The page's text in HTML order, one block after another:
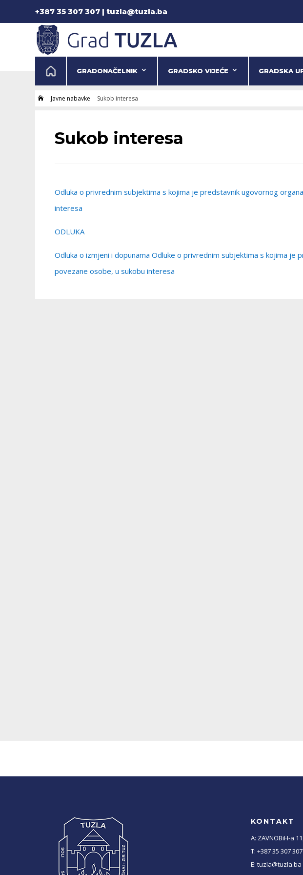
+387 35 307 307 | tuzla@tuzla.ba
GRADONAČELNIK GRADSKO VIJEĆE GRADSKA
 Javne nabavke Sukob interesa
Sukob interesa
Odluka o privrednim subjektima s kojima je predstavnik ugovornog
interesa
ODLUKA
Odluka o izmjeni i dopunama Odluke o privrednim subjektima s kojima je
povezane osobe, u sukobu interesa
KONTAKT
A: ZAVNOBiH-a
T: +387 35 307 307
E: tuzla@tuzla.ba